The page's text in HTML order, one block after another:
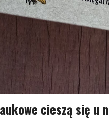
cieszą się u